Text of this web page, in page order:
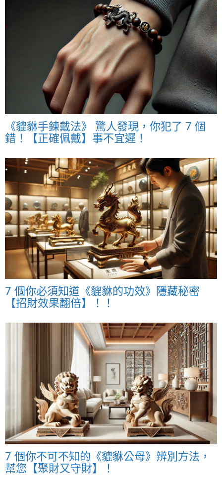
《貔貅手鍊戴法》 驚人發現，你犯了 7 個
錯！【正確佩戴】事不宜遲！
7 個你必須知道《貔貅的功效》隱藏秘密
【招財效果翻倍】！！
7 個你不可不知的《貔貅公母》辨別方法，
幫您【聚財又守財】！